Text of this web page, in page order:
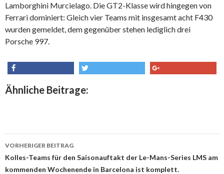
Lamborghini Murcielago. Die GT2-Klasse wird hingegen von
Ferrari dominiert: Gleich vier Teams mit insgesamt acht F430
wurden gemeldet, dem gegenüber stehen lediglich drei
Porsche 997.
share
Ähnliche Beitrage:
Beitrags-
VORHERIGER BEITRAG
Kolles-Teams für den Saisonauftakt der Le-Mans-Series LMS am
kommenden Wochenende in Barcelona ist komplett.